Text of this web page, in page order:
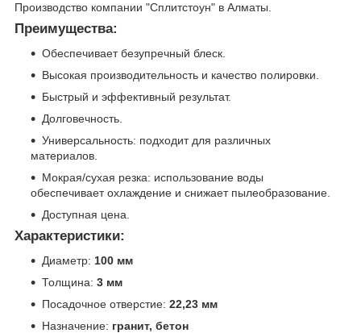
Производство компании "Сплитстоун" в Алматы.
Преимущества:
Обеспечивает безупречный блеск.
Высокая производительность и качество полировки.
Быстрый и эффективный результат.
Долговечность.
Универсальность: подходит для различных
материалов.
Мокрая/сухая резка: использование воды
обеспечивает охлаждение и снижает пылеобразование.
Доступная цена.
Характеристики:
Диаметр: 100 мм
Толщина: 3 мм
Посадочное отверстие: 22,23 мм
Назначение: гранит, бетон